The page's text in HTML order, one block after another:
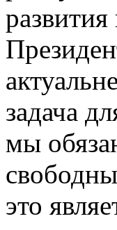
задача
мы
это